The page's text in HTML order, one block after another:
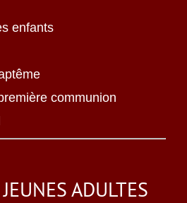
enfants
communion
ADULTES